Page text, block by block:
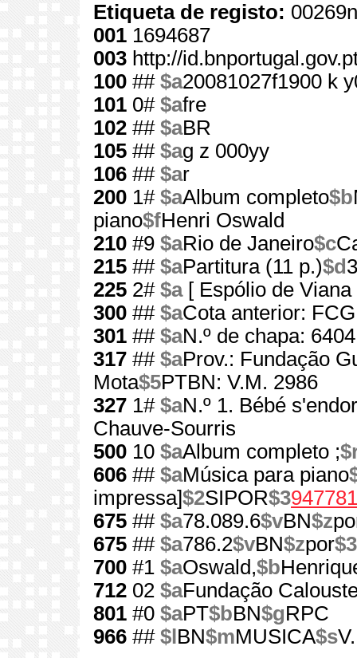
Etiqueta de registo:
001 1694687
003 http://
100 ## $a20081027f1900 k
101 0# $afre
102 ## $aBR
105 ## $ag z 000yy
106 ## $ar
200 1# $aAlbum completo$b
piano$fHenri Oswald
210 #9 $aRio de Janeiro$c
215 ## $aPartitura (11 p.)$d
225 2# $a[ Espólio de Viana
300 ## $aCota anterior:
301 ## $aN.º de chapa: 6404
317 ## $aProv.: Fundação
Mota$5PTBN: V.M. 2986
327 1# $aN.º 1. Bébé
Chauve-Sourris
500 10 $aAlbum completo ;
606 ## $aMúsica para piano
impressa]$2SIPOR$3947781
675 ## $a78.089.6$vBN$z
675 ## $a786.2$vBN$zpor$3
700 #1 $aOswald,$b
712 02 $aFundação
801 #0 $aPT$bBN$gRPC
966 ## $l BN$mMUSICA$s